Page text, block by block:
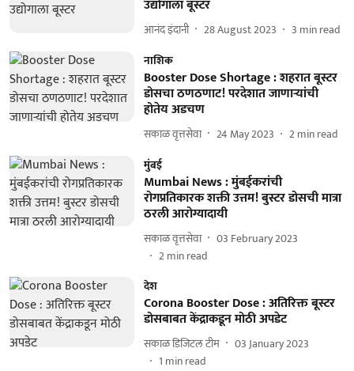
उद्योगाला बूस्टर
आनंद इंदानी 28 August 2023 3 min read
नाशिक
Booster Dose Shortage : शहरात बूस्टर
डोसचा ठणठणाट! परदेशात जाणाऱ्यांची
होतेय अडचण
सकाळ वृत्तसेवा 24 May 2023 2min read
मुंबई
Mumbai News : मुंबईकरांची
रोगप्रतिकारक शक्ती उत्तम! बुस्टर डोसची मात्रा
ठरली आरोग्यादायी
सकाळ वृत्तसेवा
03 February 2023
2min read
देश
Corona Booster Dose : अतिरिक्त बूस्टर
डोसबाबत केंद्राकडून मोठी अपडेट
सकाळ डिजिटल टीम
03 January 2023
1 min read